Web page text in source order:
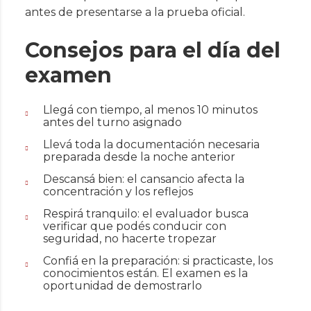
antes de presentarse a la prueba oficial.
Consejos para el día del
examen
Llegá con tiempo, al menos 10 minutos
antes del turno asignado
Llevá toda la documentación necesaria
preparada desde la noche anterior
Descansá bien: el cansancio afecta la
concentración y los reflejos
Respirá tranquilo: el evaluador busca
verificar que podés conducir con
seguridad, no hacerte tropezar
Confiá en la preparación: si practicaste, los
conocimientos están. El examen es la
oportunidad de demostrarlo